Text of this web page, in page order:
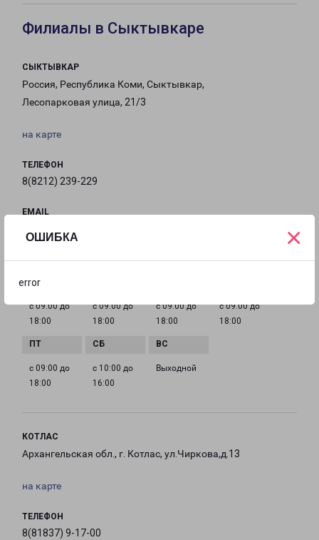
ОШИБКА
error
×
Филиалы в Сыктывкаре
СЫКТЫВКАР
Россия, Республика Коми, Сыктывкар,
Лесопарковая улица, 21/3
на карте
ТЕЛЕФОН
8(8212) 239-229
EMAIL
ГРАФИК РАБОТЫ
с 09:00 до
18:00
с 09:00 до
18:00
с 09:00 до
18:00
с 09:00 до
18:00
с 09:00 до
18:00
с 10:00 до
16:00
Выходной
КОТЛАС
Архангельская обл., г. Котлас, ул.Чиркова,д.13
на карте
ТЕЛЕФОН
8(81837) 9-17-00